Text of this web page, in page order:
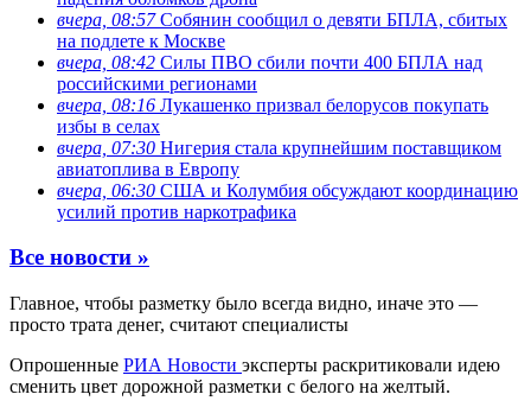
вчера, 08:57Собянин сообщил о девяти БПЛА, сбитых
на подлете к Москве
вчера, 08:42 Силы ПВО сбили почти 400 БПЛА над
российскими регионами
вчера, 08:16 Лукашенко призвал белорусов покупать
избы в селах
вчера, 07:30 Нигерия стала крупнейшим поставщиком
авиатоплива в Европу
вчера, 06:30 США и Колумбия обсуждают координацию
усилий против наркотрафика
Все новости »
Главное, чтобы разметку было всегда видно, иначе это —
просто трата денег, считают специалисты
Опрошенные РИА Новости эксперты раскритиковали идею
сменить цвет дорожной разметки с белого на желтый.